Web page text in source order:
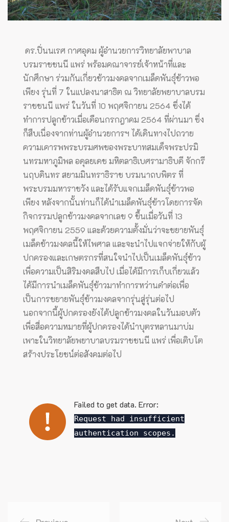
ดร.ปิ่นนเรศ กาศอุดม ผู้อำนวยการวิทยาลัยพาบาล
บรมราชชนนี แพร่ พร้อมคณาจารย์เจ้าหน้าที่และ
นักศึกษา ร่วมกันเกี่ยวข้าวมงคลจากเมล็ดพันธุ์ข้าวพอ
เพียง รุ่นที่ 7 ในแปลงนาสาธิต ณ วิทยาลัยพยาบาลบรม
ราชชนนี แพร่ ในวันที่ 10 พฤศจิกายน 2564 ซึ่งได้
ทำการปลูกข้าวเมื่อเดือนกรกฎาคม 2564 ที่ผ่านมา ซึ่ง
ก็สืบเนื่องจากท่านผู้อำนวยการฯ ได้เดินทางไปถวาย
ความเคารพพระบรมศพของพระบาทสมเด็จพระปรมิ
นทรมหาภูมิพล อดุลยเดช มหิตลาธิเบศรามาธิบดี จักกรี
นฤบดินทร สยามมินทราธิราช บรมนาถบพิตร ที่
พระบรมมหาราชวัง และได้รับแจกเมล็ดพันธุ์ข้าวพอ
เพียง หลังจากนั้นท่านก็ได้นำเมล็ดพันธุ์ข้าวโดยการจัด
กิจกรรมปลูกข้าวมงคลจากเลข 9 ขึ้นเมื่อวันที่ 13
พฤศจิกายน 2559 และด้วยความตั้งมั่นว่าจะขยายพันธุ์
เมล็ดข้าวมงคลนี้ให้ไพศาล และจะนำไปแจกจ่ายให้กับผู้
ปกครองและเกษตรกรที่สนใจนำไปเป็นเมล็ดพันธุ์ข้าว
เพื่อความเป็นสิริมงคลสืบไป เมื่อได้มีการเก็บเกี่ยวแล้ว
ได้มีการนำเมล็ดพันธุ์ข้าวมาทำการหว่านดำต่อเพื่อ
เป็นการขยายพันธุ์ข้าวมงคลจากรุ่นสู่รุ่นต่อไป
นอกจากนี้ผู้ปกครองยังได้ปลูกข้าวมงคลในวันมอบตัว
เพื่อสื่อความหมายที่ผู้ปกครองได้นำบุตรหลานมาบ่ม
เพาะในวิทยาลัยพยาบาลบรมราชชนนี แพร่ เพื่อเติบโต
สร้างประโยชน์ต่อสังคมต่อไป
Failed to get data. Error:
Request had insufficient
authentication scopes.